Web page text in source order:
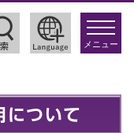
toggle
メニュー
について